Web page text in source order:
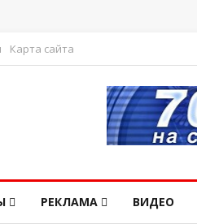
Карта сайта
РЕКЛАМА ВИДЕО